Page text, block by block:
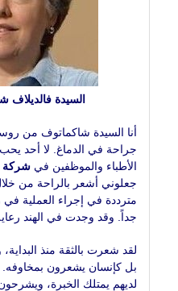
السيدة
أنا السيدة شاكماتوف من
جراحة في الدماغ. لا أحد
الأطباء والموظفين في شركة
جعلوني أشعر بالراحة من
مترددة في إجراء العملية في
جداً. وقد وجدت في الهند
لقد شعرت بالثقة منذ
بل كإنسان يشعرون
لديهم يمتلك الخبرة،